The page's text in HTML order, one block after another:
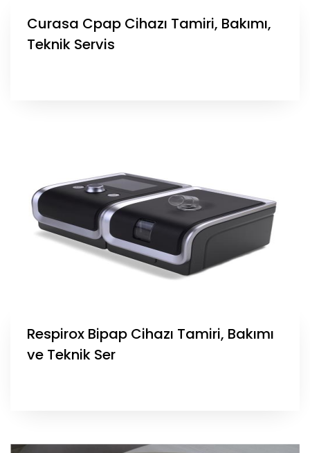
Curasa Cpap Cihazı Tamiri, Bakımı,
Teknik Servis
Respirox Bipap Cihazı Tamiri, Bakımı
ve Teknik Ser